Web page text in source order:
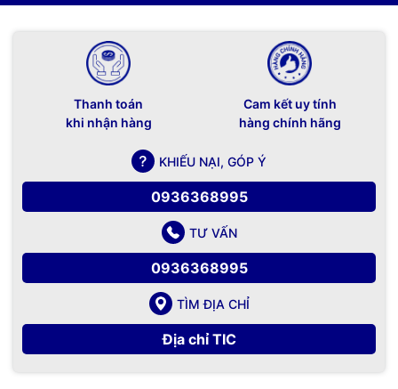
Thanh toán
khi nhận hàng
Cam kết uy tính
hàng chính hãng
KHIẾU NẠI, GÓP Ý
0936368995
TƯ VẤN
0936368995
TÌM ĐỊA CHỈ
Địa chỉ TIC